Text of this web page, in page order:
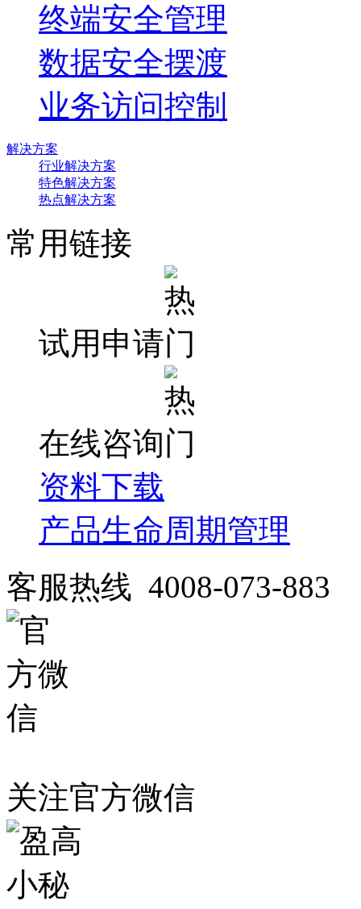
终端安全管理
数据安全摆渡
业务访问控制
解决方案
行业解决方案
特色解决方案
热点解决方案
常用链接
试用申请
在线咨询
资料下载
产品生命周期管理
客服热线 4008-073-883
关注官方微信